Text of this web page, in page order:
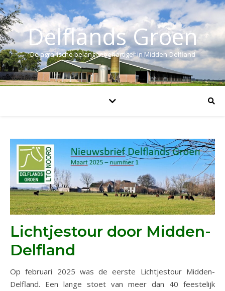
Delflands Groen
De agrarische belangenbehartiger in Midden-Delfland
Lichtjestour door Midden-
Delfland
Op februari 2025 was de eerste Lichtjestour Midden-
Delfland. Een lange stoet van meer dan 40 feestelijk